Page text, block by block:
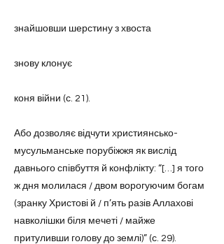
знайшовши шерстину з хвоста
знову клонує
коня війни (с. 21).
Або дозволяє відчути християнсько-
мусульманське порубіжжя як вислід
давнього співбуття й конфлікту: “[…] я того
ж дня молилася / двом ворогуючим богам
(зранку Христові й / п’ять разів Аллахові
навколішки біля мечеті / майже
притуливши голову до землі)” (с. 29).